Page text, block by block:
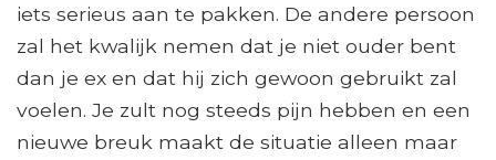
iets serieus aan te pakken. De andere persoon
zal het kwalijk nemen dat je niet ouder bent
dan je ex en dat hij zich gewoon gebruikt zal
voelen. Je zult nog steeds pijn hebben en een
nieuwe breuk maakt de situatie alleen maar